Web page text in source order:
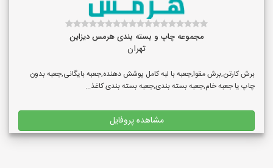
مجموعه چاپ و بسته بندی هرمس دیزاین
تهران
برش کارتن,برش مقوا,جعبه با لبه کامل پوشش دهنده,جعبه بایگانی,جعبه بدون
چاپ یا جعبه خام,جعبه بسته بندی,جعبه بسته بندی کاغذ...
مشاهده پروفایل